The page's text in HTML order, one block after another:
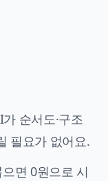
순서도·구조
필요가 없어요.
면 0원으로 시